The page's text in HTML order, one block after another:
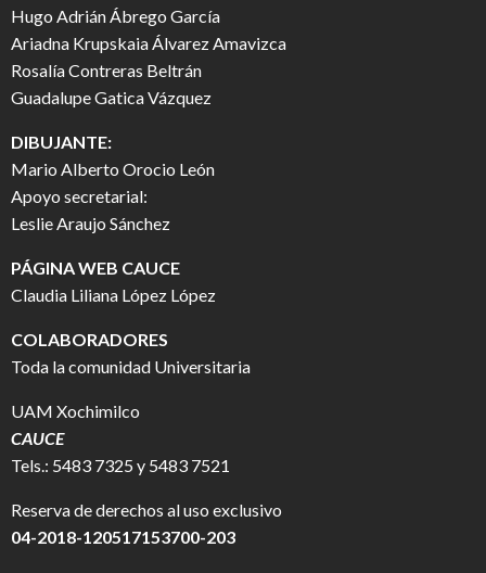
Hugo Adrián Ábrego García
Ariadna Krupskaia Álvarez Amavizca
Rosalía Contreras Beltrán
Guadalupe Gatica Vázquez
DIBUJANTE:
Mario Alberto Orocio León
Apoyo secretarial:
Leslie Araujo Sánchez
PÁGINA WEB CAUCE
Claudia Liliana López López
COLABORADORES
Toda la comunidad Universitaria
UAM Xochimilco
CAUCE
Tels.: 5483 7325 y 5483 7521
Reserva de derechos al uso exclusivo
04-2018-120517153700-203